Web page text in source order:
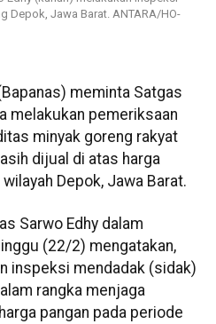
Depok, Jawa Barat. ANTARA/HO-
meminta Satgas
melakukan pemeriksaan
minyak goreng rakyat
dijual di atas harga
Depok, Jawa Barat.
Sarwo Edhy dalam
(22/2) mengatakan,
inspeksi mendadak (sidak)
rangka menjaga
pangan pada periode